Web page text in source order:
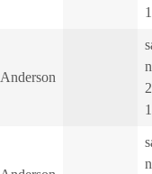
Anderson